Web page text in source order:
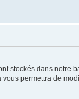
stockés dans notre
permettra de